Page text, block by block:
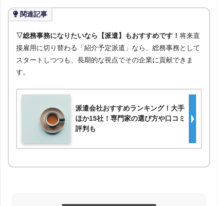
関連記事
▽総務事務になりたいなら【派遣】もおすすめです！ 将来直
接雇用に切り替わる「紹介予定派遣」なら、総務事務として
スタートしつつも、長期的な視点でその企業に貢献できま
す。
派遣会社おすすめランキング！大手
ほか15社！専門家の選び方や口コミ
評判も